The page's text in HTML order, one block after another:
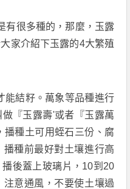
有很多種的，那麼，玉露
家介紹下玉露的4大繁殖
結籽。萬象等品種進行
『玉露壽'或者『玉露萬
播種土可用蛭石三份、腐
種前最好對土壤進行高
後蓋上玻璃片，10到20
意通風，不要使土壤過